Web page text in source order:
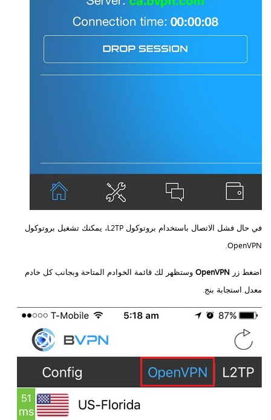
في حال فشل الاتصال باستخدام بروتوكول L2TP، يمكنك تشغيل بروتوكول
OpenVPN.
اضغط زر OpenVPN وستظهر لك قائمة الخوادم المتاحة وبجانب كل خادم
معدل استجابة بنج.